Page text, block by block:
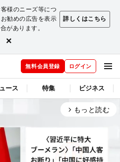
様のニーズ等につ
勧めの広告を表示
があります。
詳しくはこちら
×
無料会員登録 ログイン
ース 特集 ビジネス
arrow_forward_ios もっと読む